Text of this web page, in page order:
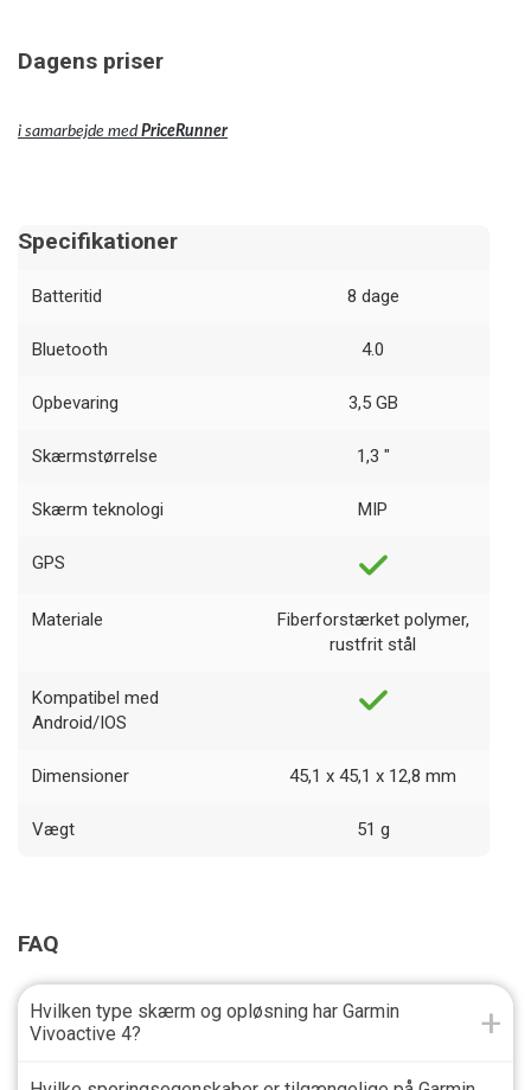
Dagens priser
i samarbejde med PriceRunner
Specifikationer
Batteritid 8 dage
Bluetooth 4.0
Opbevaring 3,5 GB
Skærmstørrelse 1,3 "
Skærm teknologi MIP
GPS
Materiale
Fiberforstærket polymer,
rustfrit stål
Kompatibel med
Android/IOS
Dimensioner 45,1 x 45,1 x 12,8 mm
Vægt 51 g
FAQ
Hvilken type skærm og opløsning har Garmin
Vivoactive 4?